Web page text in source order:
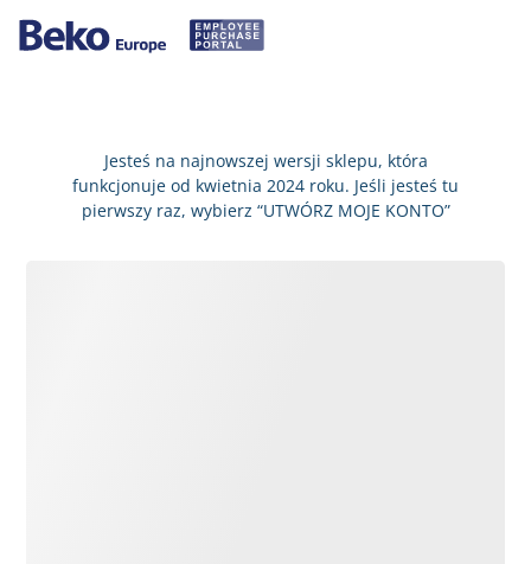
Jesteś na najnowszej wersji sklepu, która
funkcjonuje od kwietnia 2024 roku. Jeśli jesteś tu
pierwszy raz, wybierz “UTWÓRZ MOJE KONTO”